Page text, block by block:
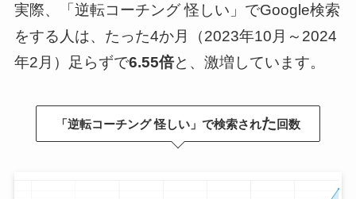
実際、「逆転コーチング 怪しい」でGoogle検索
をする人は、たった4か月（2023年10月～2024
年2月）足らずで6.55倍と、激増しています。
「逆転コーチング 怪しい」で検索された 回数